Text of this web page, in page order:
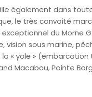
également dans
le très convoité
du Morne
sous marine,
« yole »
Macabou, Pointe